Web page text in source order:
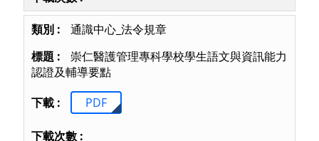
通識中心_法令規章
崇仁醫護管理專科學校學生語文與資訊能力
認證及輔導要點
PDF